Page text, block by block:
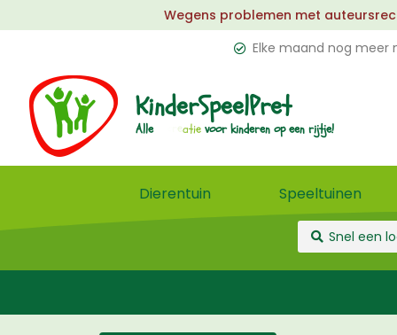
Wegens problemen met
Elke maand nog meer
KinderSpeelPret
Alle voor kinderen op een rijtje!
Dierentuin Speeltuinen